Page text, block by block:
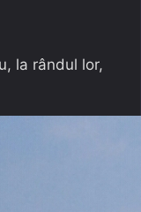
la rândul lor,